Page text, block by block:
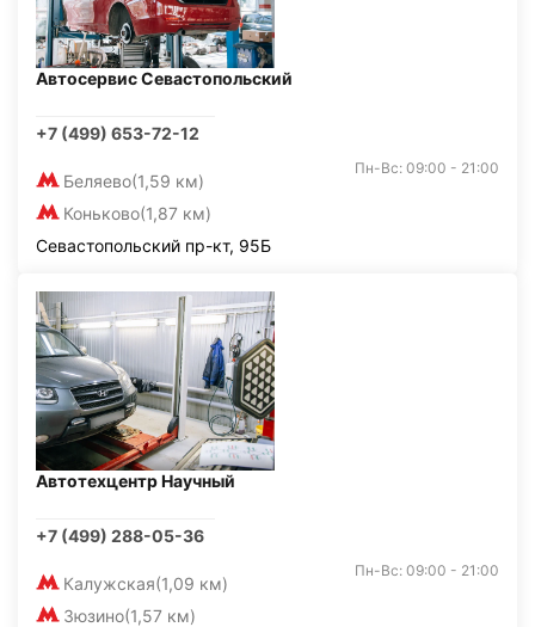
Автосервис Севастопольский
+7 (499) 653-72-12
Беляево(1,59 км)
Коньково(1,87 км)
Пн-Вс: 09:00 - 21:00
Севастопольский пр-кт, 95Б
Автотехцентр Научный
+7 (499) 288-05-36
Калужская(1,09 км)
Зюзино(1,57 км)
Пн-Вс: 09:00 - 21:00